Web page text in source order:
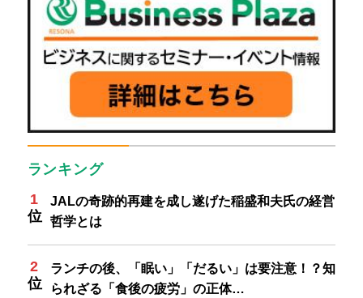
ランキング
JALの奇跡的再建を成し遂げた稲盛和夫氏の経営
哲学とは
ランチの後、「眠い」「だるい」は要注意！？知
られざる「食後の疲労」の正体…